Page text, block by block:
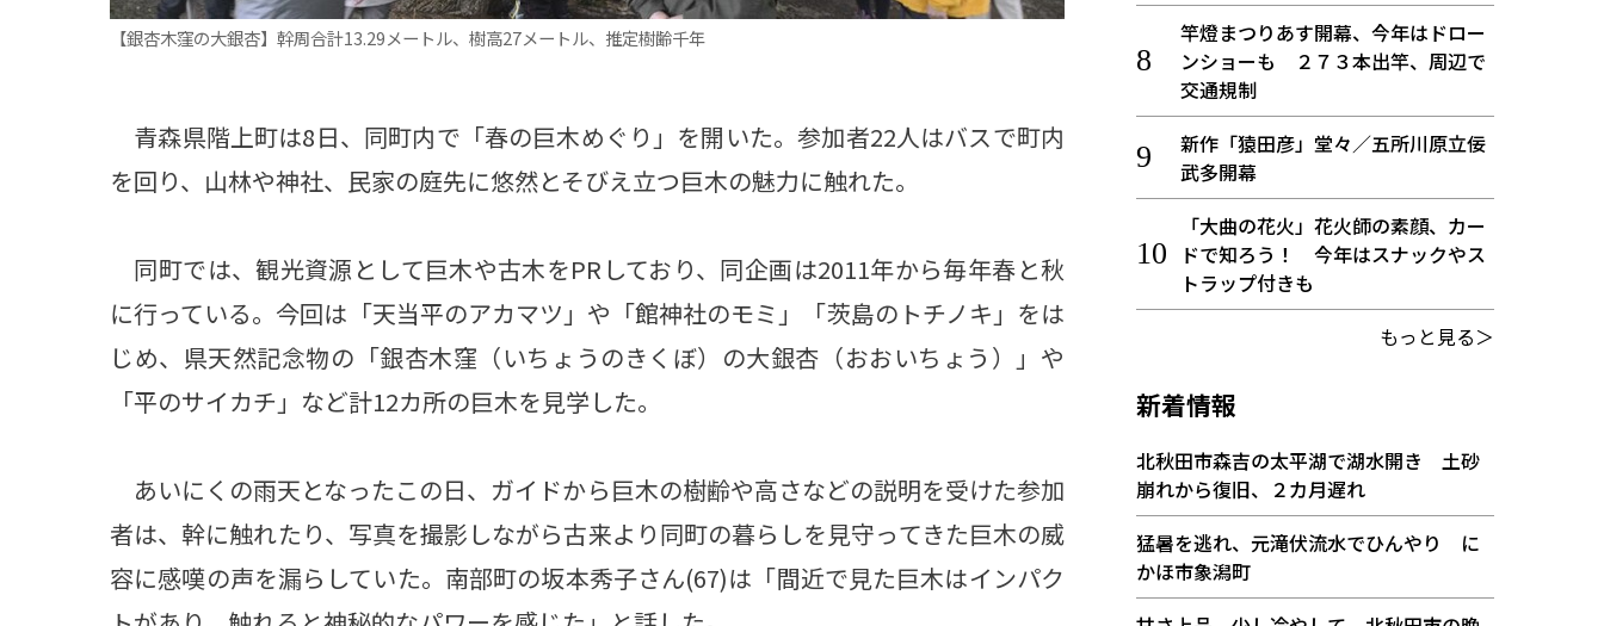
【銀杏木窪の大銀杏】幹周合計13.29メートル、樹高27メートル、推定樹齢千年
青森県階上町は8日、同町内で「春の巨木めぐり」を開いた。参加者22人はバスで町内
を回り、山林や神社、民家の庭先に悠然とそびえ立つ巨木の魅力に触れた。
同町では、観光資源として巨木や古木をPRしており、同企画は2011年から毎年春と秋
に行っている。今回は「天当平のアカマツ」や「館神社のモミ」「茨島のトチノキ」をは
じめ、県天然記念物の「銀杏木窪（いちょうのきくぼ）の大銀杏（おおいちょう）」や
「平のサイカチ」など計12カ所の巨木を見学した。
あいにくの雨天となったこの日、ガイドから巨木の樹齢や高さなどの説明を受けた参加
者は、幹に触れたり、写真を撮影しながら古来より同町の暮らしを見守ってきた巨木の威
容に感嘆の声を漏らしていた。南部町の坂本秀子さん(67)は「間近で見た巨木はインパク
竿燈まつりあす開幕、今年はドロー
ンショーも ２７３本出竿、周辺で
交通規制
新作「猿田彦」堂々／五所川原立佞
武多開幕
「大曲の花火」花火師の素顔、カー
ドで知ろう！ 今年はスナックやス
トラップ付きも
もっと見る＞
新着情報
北秋田市森吉の太平湖で湖水開き 土砂
崩れから復旧、２カ月遅れ
猛暑を逃れ、元滝伏流水でひんやり に
かほ市象潟町